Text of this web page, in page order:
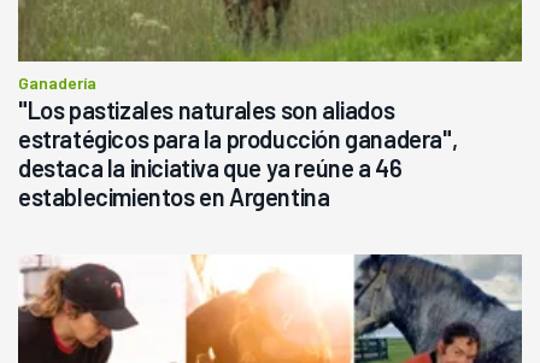
Ganadería
"Los pastizales naturales son aliados
estratégicos para la producción ganadera",
destaca la iniciativa que ya reúne a 46
establecimientos en Argentina